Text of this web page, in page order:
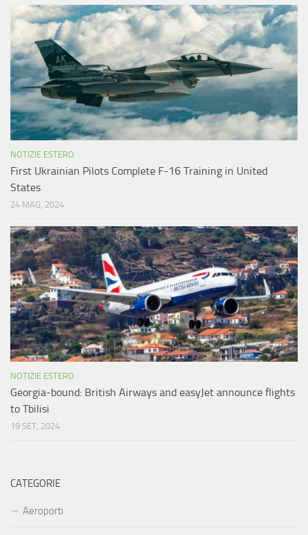
NOTIZIE ESTERO
First Ukrainian Pilots Complete F-16 Training in United
States
24 MAG, 2024
NOTIZIE ESTERO
Georgia-bound: British Airways and easyJet announce flights
to Tbilisi
19 SET, 2024
CATEGORIE
Aeroporti